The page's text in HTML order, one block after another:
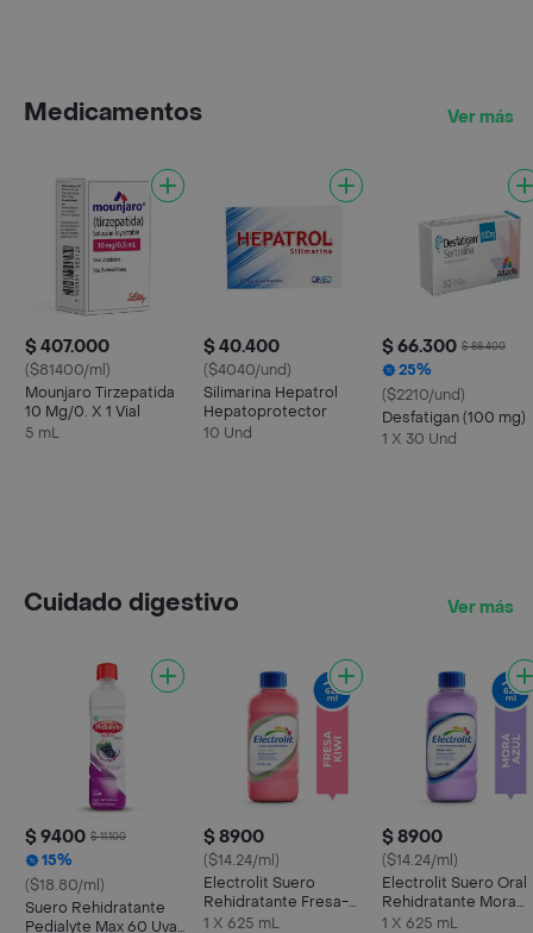
Medicamentos Ver más
$ 407.000
($81400/ml)
Mounjaro Tirzepatida
10 Mg/0. X 1 Vial
5 mL
$ 40.400
($4040/und)
Silimarina Hepatrol
Hepatoprotector
10 Und
$ 66.300 $ 88.400
25%
($2210/und)
Desfatigan (100 mg)
1 X 30 Und
Cuidado digestivo Ver más
$ 9400 $ 11.100
15%
($18.80/ml)
Suero Rehidratante
Pedialyte Max 60 Uva
$ 8900
($14.24/ml)
Electrolit Suero
Rehidratante Fresa-
Kiwi
1 X 625 mL
$ 8900
($14.24/ml)
Electrolit Suero Oral
Rehidratante Mora
Azul
1 X 625 mL